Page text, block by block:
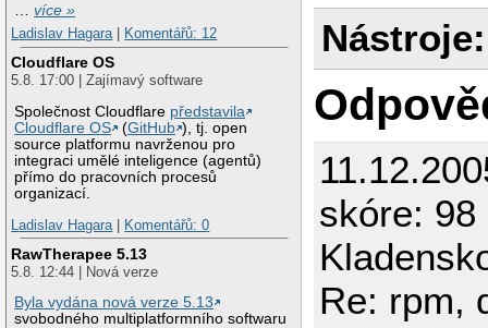
…více »
Ladislav Hagara| Komentářů: 12
Cloudflare OS
5.8. 17:00 | Zajímavý software
Společnost Cloudflare představila
Cloudflare OS
(GitHub ), tj. open
source platformu navrženou pro
integraci umělé inteligence (agentů)
přímo do pracovních procesů
organizací.
Ladislav Hagara| Komentářů: 0
RawTherapee 5.13
5.8. 12:44 | Nová verze
Byla vydána nová verze 5.13
svobodného multiplatformního softwaru
Nástroje:
skóre:
Re: rpm,